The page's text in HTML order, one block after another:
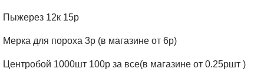
Пыжерез 12к 15р
Мерка для пороха 3р (в магазине от 6р)
Центробой 1000шт 100р за все(в магазине от 0.25ршт )